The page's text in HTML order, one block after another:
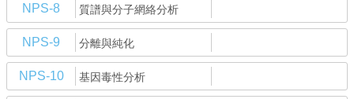
NPS-8 質譜與分子網絡分析
NPS-9 分離與純化
NPS-10 基因毒性分析